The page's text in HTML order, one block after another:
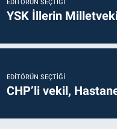
EDITÖRÜN SEÇTIĞI
YSK İllerin
EDITÖRÜN SEÇTIĞI
CHP’li vekil,